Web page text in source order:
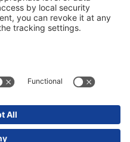
napomene
Reserved